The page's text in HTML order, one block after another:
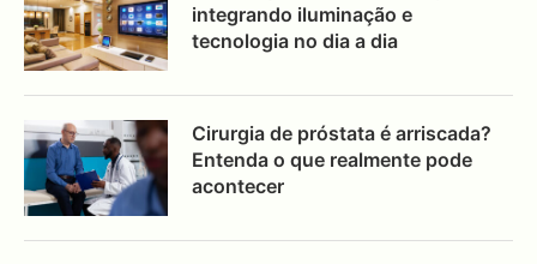
integrando iluminação e
tecnologia no dia a dia
Cirurgia de próstata é arriscada?
Entenda o que realmente pode
acontecer